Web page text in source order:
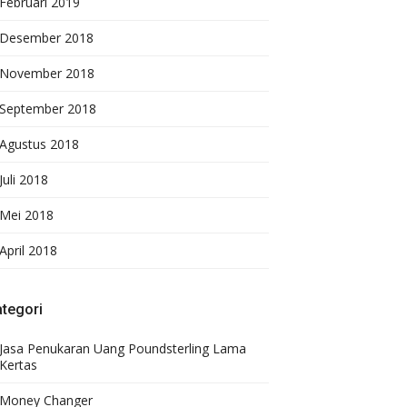
Desember 2018
November 2018
September 2018
Agustus 2018
Juli 2018
Mei 2018
April 2018
Jasa Penukaran Uang Poundsterling Lama
Kertas
Money Changer